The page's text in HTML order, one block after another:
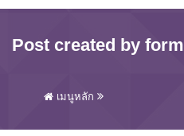
Post created by form
เมนูหลัก